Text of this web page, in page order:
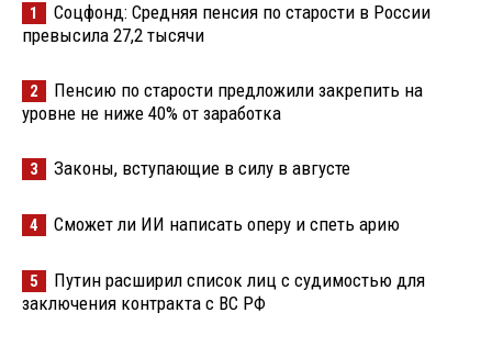
1
Соцфонд: Средняя пенсия по старости в России
превысила 27,2 тысячи
2
Пенсию по старости предложили закрепить на
уровне не ниже 40% от заработка
3 Законы, вступающие в силу в августе
4 Сможет ли ИИ написать оперу и спеть арию
5
Путин расширил список лиц с судимостью для
заключения контракта с ВС РФ